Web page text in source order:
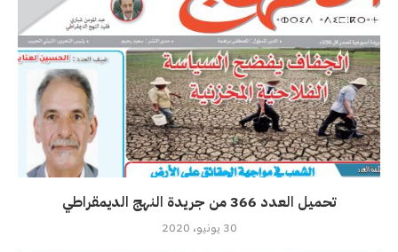
تحميل العدد 366 من جريدة النهج الديمقراطي
30 يونيو، 2020